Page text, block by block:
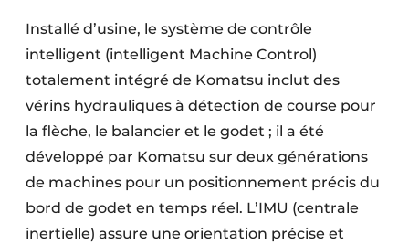
Installé d’usine, le système de contrôle
intelligent (intelligent Machine Control)
totalement intégré de Komatsu inclut des
vérins hydrauliques à détection de course pour
la flèche, le balancier et le godet ; il a été
développé par Komatsu sur deux générations
de machines pour un positionnement précis du
bord de godet en temps réel. L’IMU (centrale
inertielle) assure une orientation précise et